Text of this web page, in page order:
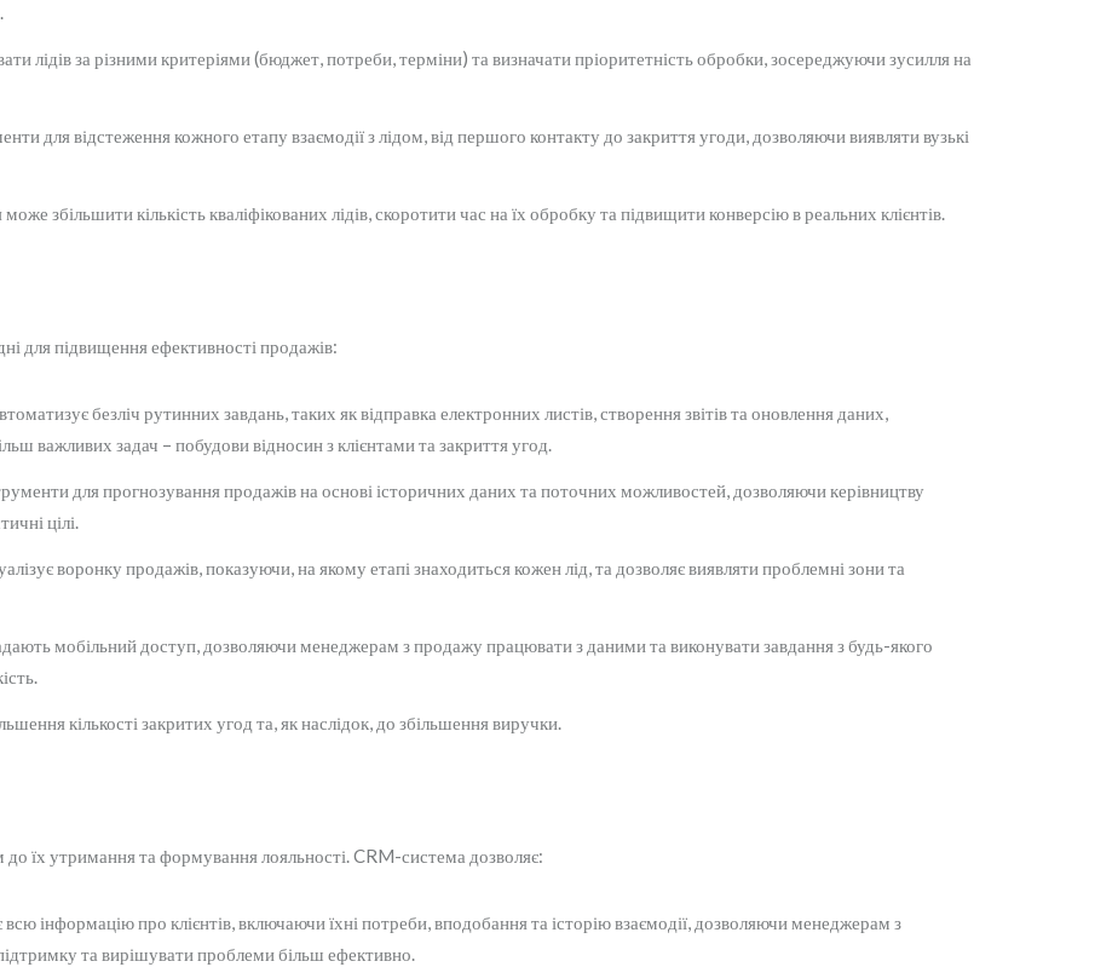
лідів за різними критеріями (бюджет, потреби, терміни) та визначати пріоритетність обробки, зосереджуючи зусилля на
для відстеження кожного етапу взаємодії з лідом, від першого контакту до закриття угоди, дозволяючи виявляти вузькі
збільшити кількість кваліфікованих лідів, скоротити час на їх обробку та підвищити конверсію в реальних клієнтів.
для підвищення ефективності продажів:
безліч рутинних завдань, таких як відправка електронних листів, створення звітів та оновлення даних,
важливих задач – побудови відносин з клієнтами та закриття угод.
для прогнозування продажів на основі історичних даних та поточних можливостей, дозволяючи керівництву
цілі.
воронку продажів, показуючи, на якому етапі знаходиться кожен лід, та дозволяє виявляти проблемні зони та
мобільний доступ, дозволяючи менеджерам з продажу працювати з даними та виконувати завдання з будь-якого
кількості закритих угод та, як наслідок, до збільшення виручки.
до їх утримання та формування лояльності. CRM-система дозволяє:
всю інформацію про клієнтів, включаючи їхні потреби, вподобання та історію взаємодії, дозволяючи менеджерам з
та вирішувати проблеми більш ефективно.